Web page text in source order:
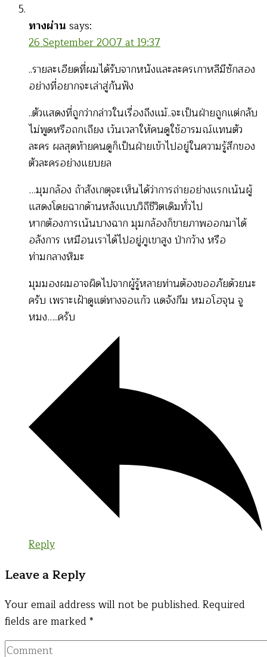
ทางผ่าน says:
26 September 2007 at 19:37
..รายละเอียดที่ผมได้รับจากหนังและละครเกาหลีมีซักสอง
อย่างที่อยากจะเล่าสู่กันฟัง
..ตัวแสดงที่ถูกว่ากล่าวในเรื่องถีงแม้..จะเป็นฝ่ายถูกแต่กลับ
ไม่พูดหรือถกเถียง เว้นเวลาให้คนดูใช้อารมณ์แทนตัว
ละคร ผลสุดท้ายคนดูก็เป็นฝ่ายเข้าไปอยู่ในความรู้สึกของ
ตัวละครอย่างแยบยล
…มุมกล้อง ถ้าสังเกตุจะเห็นได้ว่าการถ่ายอย่างแรกเน้นผู้
แสดงโดยฉากด้านหลังแบบวิถีชีวิตเดิมทั่วไป
หากต้องการเน้นบางฉาก มุมกล้องก็ขายภาพออกมาได้
อลังการ เหมือนเราได้ไปอยู่ภูเขาสูง ป่ากว้าง หรือ
ท่ามกลางหิมะ
มุมมองผมอาจผิดไปจากผู้รู้หลายท่านต้องขออภัยด้วยนะ
ครับ เพราะเฝ้าดูแต่ทางจอแก้ว แดจังกึม หมอโฮจุน จู
หมง…..ครับ
Reply
Leave a Reply
Your email address will not be published. Required
fields are marked *
Comment